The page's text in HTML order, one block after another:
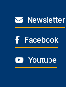
Newsletter
Facebook
Youtube